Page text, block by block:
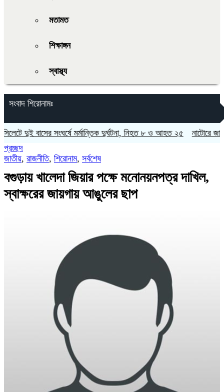
মতামত
শিক্ষাঙ্গন
স্বাস্থ্য
সংবাদ শিরোনামঃ
দুই বাসের সংঘর্ষে মর্মান্তিক দুর্ঘটনা, নিহত ৮ ও আহত ২৫ নাটোরে জাতীয়
প্রচ্ছদ
জাতীয়, রাজনীতি, শিরোনাম, সর্বশেষ
বগুড়ায় খালেদা জিয়ার পক্ষে মনোনয়নপত্র দাখিল,
স্বাক্ষরের জায়গায় আঙুলের ছাপ